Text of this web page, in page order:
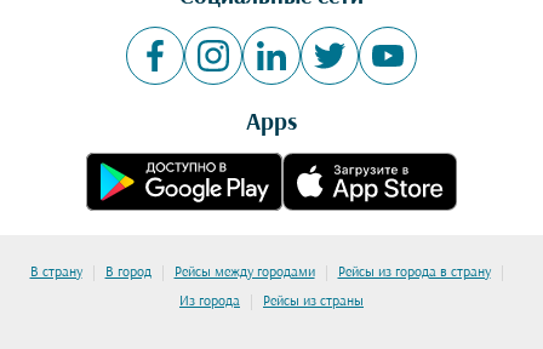
Apps
В страну | В город | Рейсы между городами | Рейсы из города в страну |
Из города | Рейсы из страны